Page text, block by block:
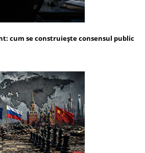
cum se construiește consensul public